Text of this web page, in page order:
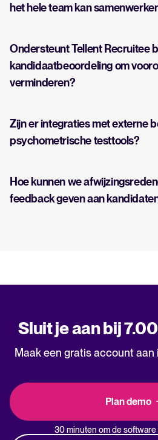
het hele team kan
Ondersteunt Tellent Recruitee
kandidaatbeoordeling om
verminderen?
Zijn er integraties met externe
psychometrische testtools?
Hoe kunnen we
feedback geven aan
Sluit je aan bij
Maak een gratis account aan
Plan demo
30 minuten om de